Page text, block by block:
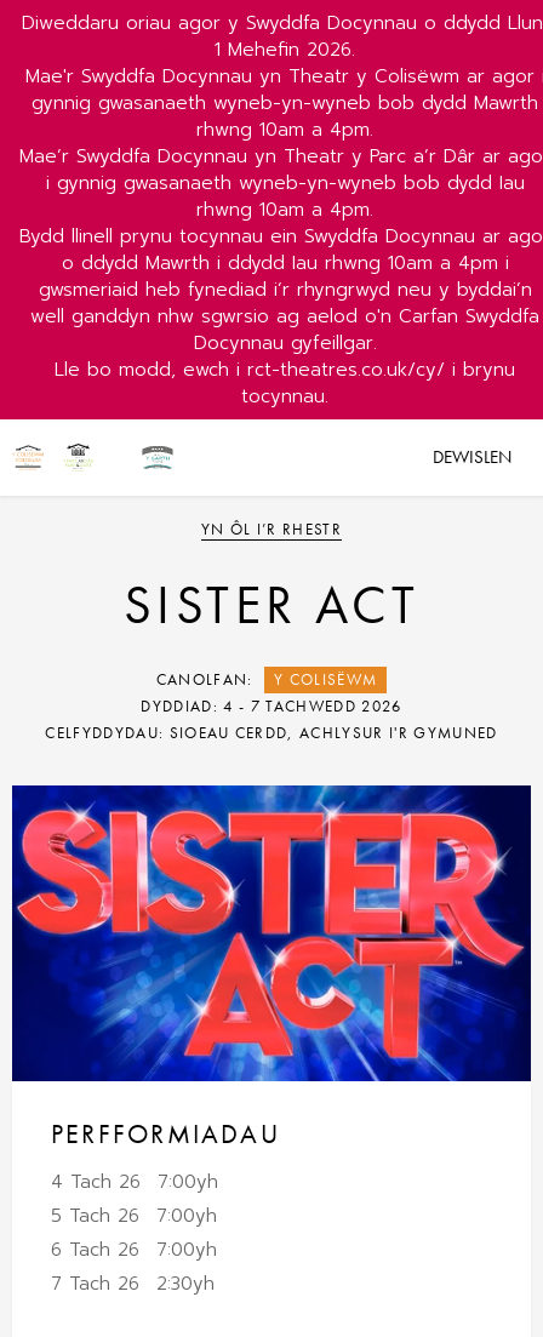
Diweddaru oriau agor y Swyddfa Docynnau o ddydd
1 Mehefin 2026.
Mae'r Swyddfa Docynnau yn Theatr y Colisëwm ar agor
gynnig gwasanaeth wyneb-yn-wyneb bob dydd Mawrth
rhwng 10am a 4pm.
Mae’r Swyddfa Docynnau yn Theatr y Parc a’r Dâr ar
i gynnig gwasanaeth wyneb-yn-wyneb bob dydd Iau
rhwng 10am a 4pm.
Bydd llinell prynu tocynnau ein Swyddfa Docynnau ar
o ddydd Mawrth i ddydd Iau rhwng 10am a 4pm i
gwsmeriaid heb fynediad i’r rhyngrwyd neu y byddai’n
well ganddyn nhw sgwrsio ag aelod o'n Carfan Swyddfa
Docynnau gyfeillgar.
Lle bo modd, ewch i rct-theatres.co.uk/cy/ i brynu
tocynnau.
DEWISLEN
YN ÔL I’R RHESTR
SISTER ACT
CANOLFAN:
Y COLISËWM
DYDDIAD: 4 - 7 TACHWEDD 2026
CELFYDDYDAU: SIOEAU CERDD, ACHLYSUR I'R GYMUNED
PERFFORMIADAU
4 Tach 26
7:00yh
5 Tach 26
7:00yh
6 Tach 26
7:00yh
7 Tach 26
2:30yh